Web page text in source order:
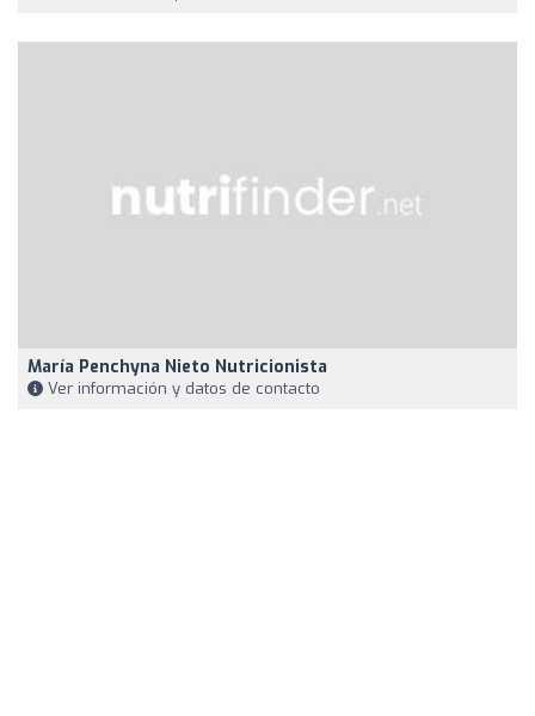
María Penchyna Nieto Nutricionista
Ver información y datos de contacto